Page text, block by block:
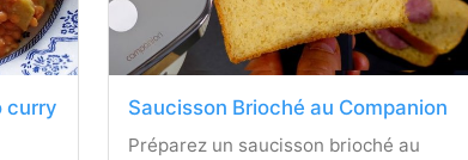
curry
Saucisson Brioché au Companion
Préparez un saucisson brioché au